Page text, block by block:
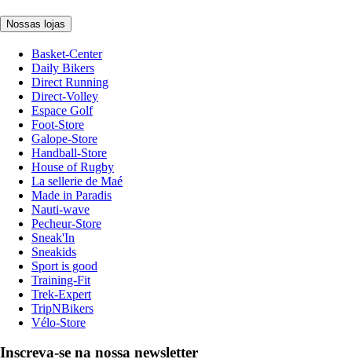
Nossas lojas
Basket-Center
Daily Bikers
Direct Running
Direct-Volley
Espace Golf
Foot-Store
Galope-Store
Handball-Store
House of Rugby
La sellerie de Maé
Made in Paradis
Nauti-wave
Pecheur-Store
Sneak'In
Sneakids
Sport is good
Training-Fit
Trek-Expert
TripNBikers
Vélo-Store
Inscreva-se na nossa newsletter